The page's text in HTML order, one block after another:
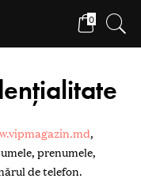
0
,
prenumele,
de telefon.